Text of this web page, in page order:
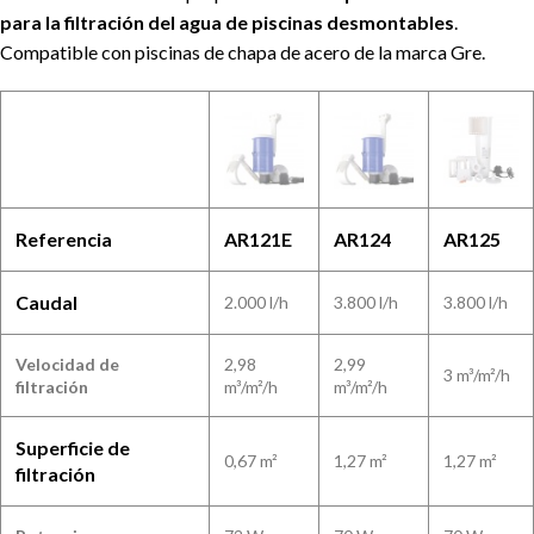
para la filtración del agua de piscinas desmontables.
Compatible con piscinas de chapa de acero de la marca Gre.
Referencia AR121E AR124 AR125
Caudal 2.000 l/h 3.800 l/h 3.800 l/h
Velocidad de
filtración
2,98
m³/m²/h
2,99
m³/m²/h
3 m³/m²/h
Superficie de
filtración
0,67 m² 1,27 m² 1,27 m²